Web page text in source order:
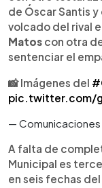
de Óscar Santis
volcado del rival
Matos con otra
sentenciar el
📸 Imágenes del
pic.twitter.com/
—
A falta de
Municipal es
en seis fechas